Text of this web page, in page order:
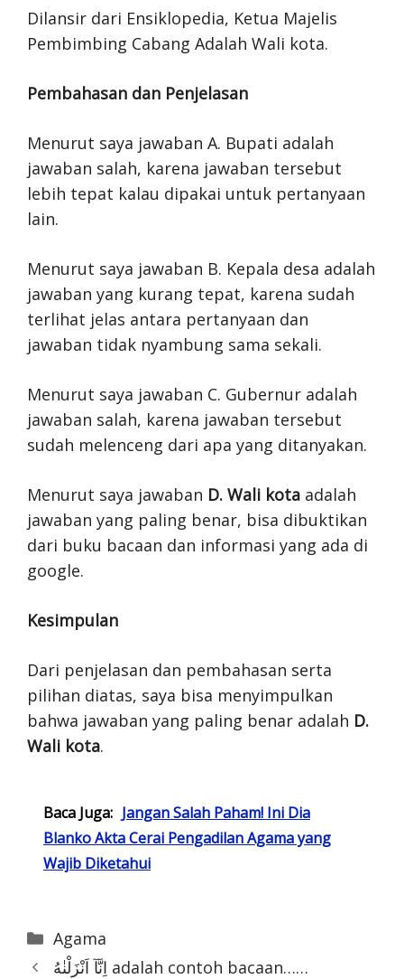
Dilansir dari Ensiklopedia, Ketua Majelis
Pembimbing Cabang Adalah Wali kota.
Pembahasan dan Penjelasan
Menurut saya jawaban A. Bupati adalah
jawaban salah, karena jawaban tersebut
lebih tepat kalau dipakai untuk pertanyaan
lain.
Menurut saya jawaban B. Kepala desa adalah
jawaban yang kurang tepat, karena sudah
terlihat jelas antara pertanyaan dan
jawaban tidak nyambung sama sekali.
Menurut saya jawaban C. Gubernur adalah
jawaban salah, karena jawaban tersebut
sudah melenceng dari apa yang ditanyakan.
Menurut saya jawaban D. Wali kota adalah
jawaban yang paling benar, bisa dibuktikan
dari buku bacaan dan informasi yang ada di
google.
Kesimpulan
Dari penjelasan dan pembahasan serta
pilihan diatas, saya bisa menyimpulkan
bahwa jawaban yang paling benar adalah D.
Wali kota.
Baca Juga: Jangan Salah Paham! Ini Dia
Blanko Akta Cerai Pengadilan Agama yang
Wajib Diketahui
Categories
Agama
اِنَّآ اَنْزَلْنٰهُ adalah contoh bacaan……